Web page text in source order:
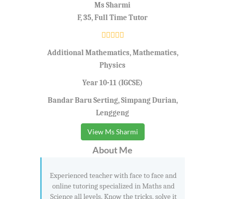
Ms Sharmi
F, 35, Full Time Tutor
Additional Mathematics, Mathematics,
Physics
Year 10-11 (IGCSE)
Bandar Baru Serting, Simpang Durian,
Lenggeng
View Ms Sharmi
About Me
Experienced teacher with face to face and
online tutoring specialized in Maths and
Science all levels. Know the tricks, solve it